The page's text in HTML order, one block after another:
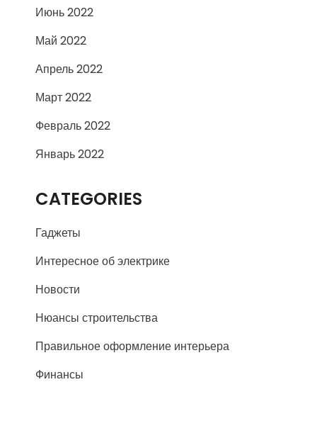
Июнь 2022
Май 2022
Апрель 2022
Март 2022
Февраль 2022
Январь 2022
CATEGORIES
Гаджеты
Интересное об электрике
Новости
Нюансы строительства
Правильное оформление интерьера
Финансы